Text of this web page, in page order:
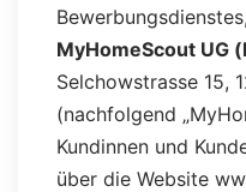
MyHomeScout UG
Selchowstrasse 15,
(nachfolgend
Kundinnen und
über die Website